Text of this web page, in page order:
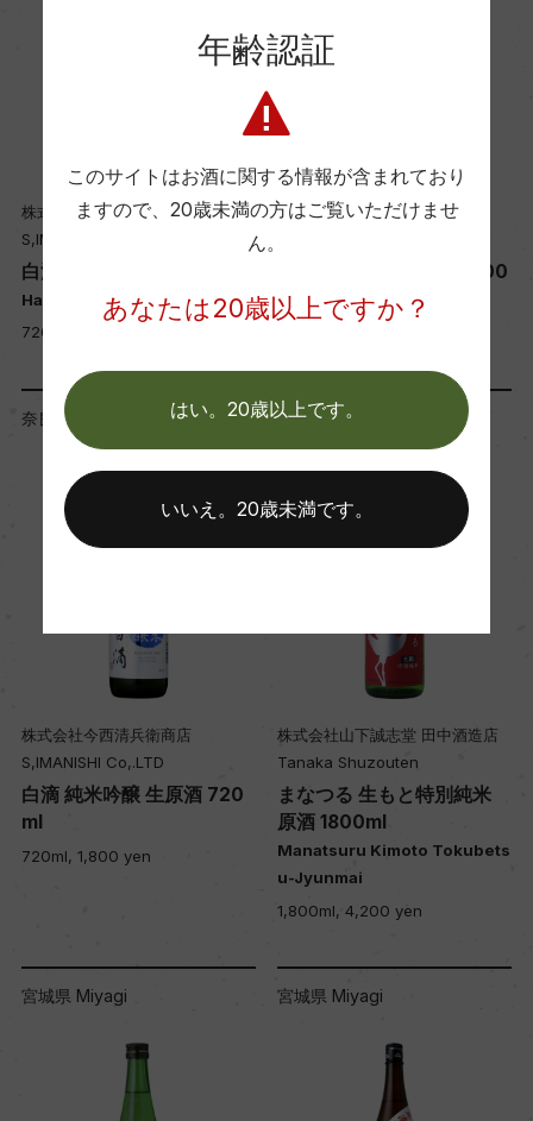
株式会社今西清兵衛商店
S,IMANISHI Co,.LTD
白滴 純米吟醸 720ml
Hakuteki Junmai-Ginjyo
720ml, 1,500 yen
株式会社今西清兵衛商店
白滴 純米吟醸 生原酒 1800
ml
奈良県 Nara
株式会社今西清兵衛商店
S,IMANISHI Co,.LTD
白滴 純米吟醸 生原酒 720
ml
720ml, 1,800 yen
宮城県 Miyagi
株式会社山下誠志堂 田中酒造店
Tanaka Shuzouten
まなつる 生もと特別純米
原酒 1800ml
Manatsuru Kimoto Tokubets
u-Jyunmai
1,800ml, 4,200 yen
宮城県 Miyagi 宮城県 Miyagi
年齢認証
このサイトはお酒に関する情報が含まれており
ますので、 20歳未満の方はご覧いただけませ
ん。
あなたは20歳以上ですか？
はい。20歳以上です。
いいえ。20歳未満です。